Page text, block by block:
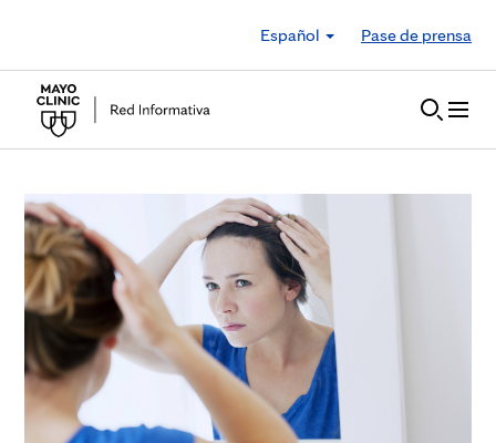
Español
Pase de prensa